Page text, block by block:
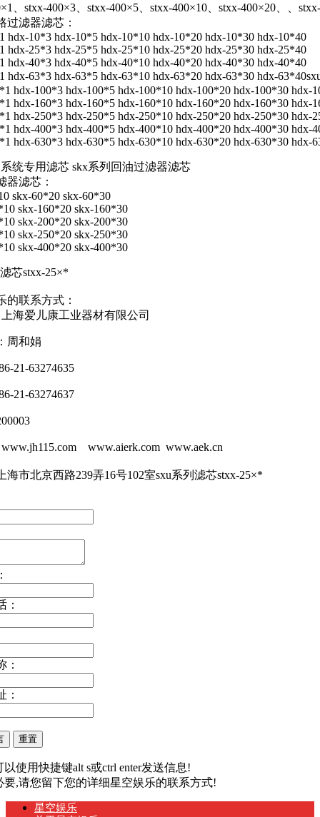
、stxx-400×3、stxx-400×5、stxx-400×10、stxx-400×20、、
过滤器滤芯：
hdx-10*3 hdx-10*5 hdx-10*10 hdx-10*20 hdx-10*30 hdx-10*40
hdx-25*3 hdx-25*5 hdx-25*10 hdx-25*20 hdx-25*30 hdx-25*40
hdx-40*3 hdx-40*5 hdx-40*10 hdx-40*20 hdx-40*30 hdx-40*40
hdx-63*3 hdx-63*5 hdx-63*10 hdx-63*20 hdx-63*30 hdx-63*40
hdx-100*3 hdx-100*5 hdx-100*10 hdx-100*20 hdx-100*30 hdx-
hdx-160*3 hdx-160*5 hdx-160*10 hdx-160*20 hdx-160*30 hdx-
hdx-250*3 hdx-250*5 hdx-250*10 hdx-250*20 hdx-250*30 hdx-
hdx-400*3 hdx-400*5 hdx-400*10 hdx-400*20 hdx-400*30 hdx-
hdx-630*3 hdx-630*5 hdx-630*10 hdx-630*20 hdx-630*30 hdx-
统专用滤芯 skx系列回油过滤器滤芯
器滤芯：
skx-60*20 skx-60*30
skx-160*20 skx-160*30
skx-200*20 skx-200*30
skx-250*20 skx-250*30
skx-400*20 skx-400*30
芯stxx-25×*
的联系方式：
海爱儿康工业器材有限公司
周和娟
21-63274635
21-63274637
www.aierk.com www.aek.cn
海市北京西路239弄16号102室sxu系列滤芯stxx-25×*
：
：
：
以使用快捷键alt s或ctrl enter发送信息!
要,请您留下您的详细星空娱乐的联系方式!
星空娱乐